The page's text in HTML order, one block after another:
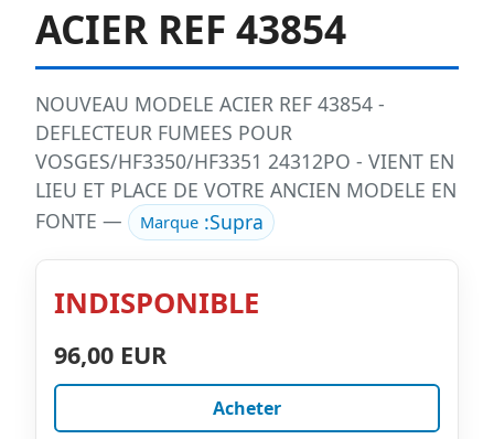
ACIER REF 43854
NOUVEAU MODELE ACIER REF 43854 -
DEFLECTEUR FUMEES POUR
VOSGES/HF3350/HF3351 24312PO - VIENT EN
LIEU ET PLACE DE VOTRE ANCIEN MODELE EN
FONTE —
Marque:Supra
INDISPONIBLE
96,00 EUR
Acheter